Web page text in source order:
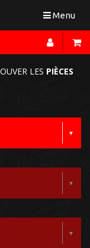
Toggle
Menu
LES PIÈCES